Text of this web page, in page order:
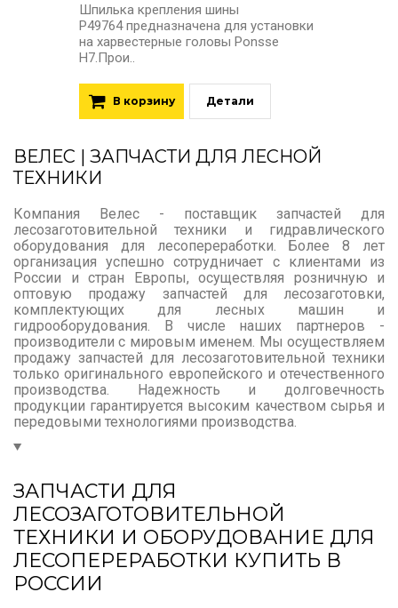
Шпилька крепления шины
P49764 предназначена для установки
на харвестерные головы Ponsse
H7.Прои..
В корзину Детали
ВЕЛЕС | ЗАПЧАСТИ ДЛЯ ЛЕСНОЙ
ТЕХНИКИ
Компания Велес - поставщик запчастей для
лесозаготовительной техники и гидравлического
оборудования для лесопереработки. Более 8 лет
организация успешно сотрудничает с клиентами из
России и стран Европы, осуществляя розничную и
оптовую продажу запчастей для лесозаготовки,
комплектующих для лесных машин и
гидрооборудования. В числе наших партнеров -
производители с мировым именем. Мы осуществляем
продажу запчастей для лесозаготовительной техники
только оригинального европейского и отечественного
производства. Надежность и долговечность
продукции гарантируется высоким качеством сырья и
передовыми технологиями производства.
ЗАПЧАСТИ ДЛЯ
ЛЕСОЗАГОТОВИТЕЛЬНОЙ
ТЕХНИКИ И ОБОРУДОВАНИЕ ДЛЯ
ЛЕСОПЕРЕРАБОТКИ КУПИТЬ В
РОССИИ